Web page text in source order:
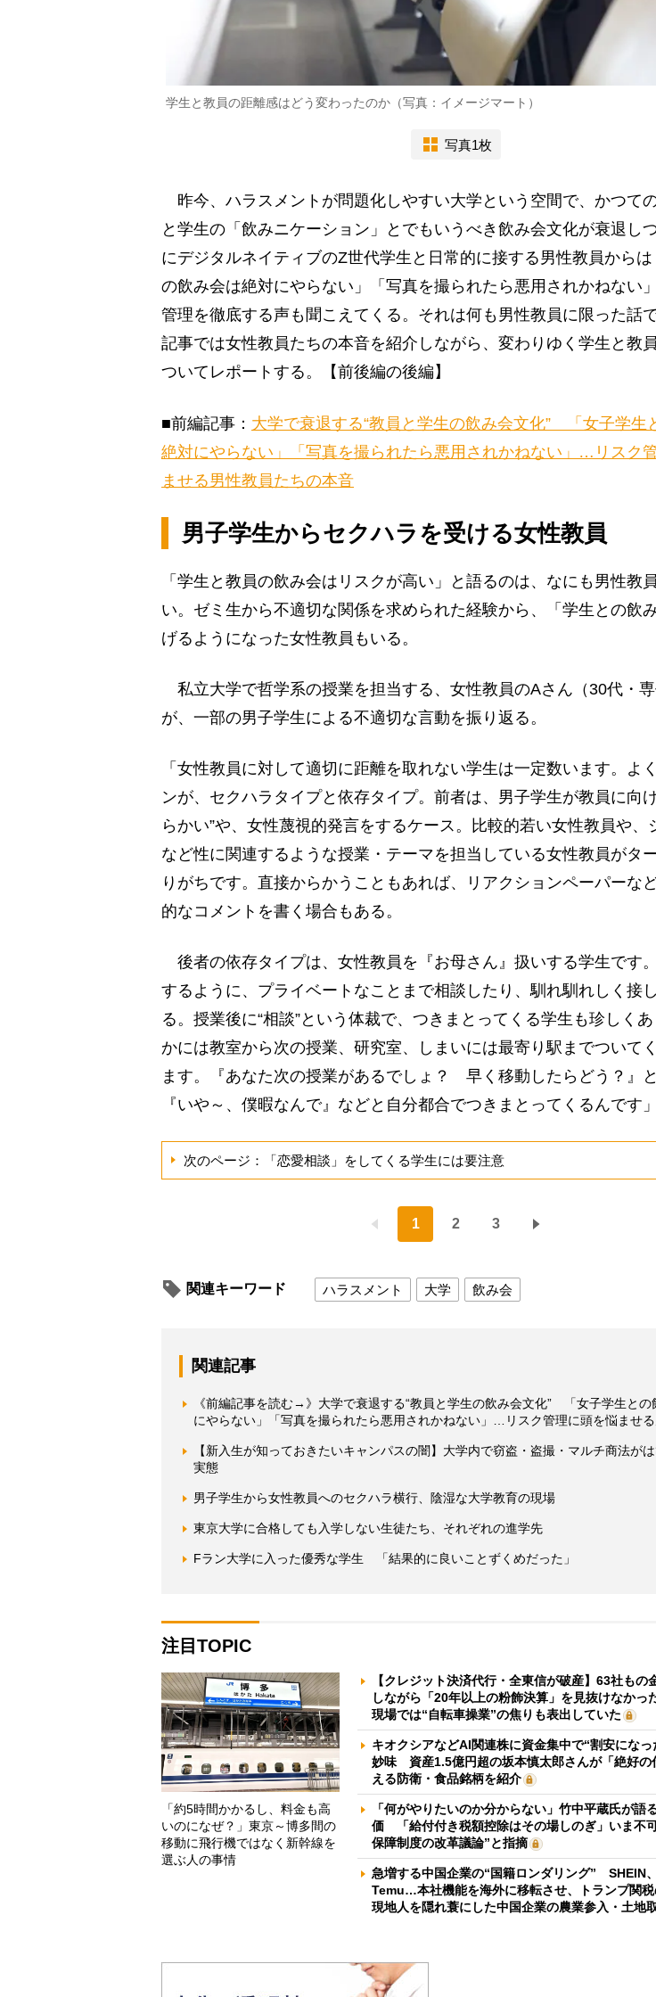
学生と教員の距離感はどう変わったのか（写真：イメージマート）
写真1枚
昨今、ハラスメントが問題化しやすい大学という空間で、かつて
と学生の「飲みニケーション」とでもいうべき飲み会文化が衰退し
にデジタルネイティブのZ世代学生と日常的に接する男性教員からは
の飲み会は絶対にやらない」「写真を撮られたら悪用されかねない
管理を徹底する声も聞こえてくる。それは何も男性教員に限った話
記事では女性教員たちの本音を紹介しながら、変わりゆく学生と教
ついてレポートする。【前後編の後編】
■前編記事： 大学で衰退する“教員と学生の飲み会文化” 「女子学生
絶対にやらない」「写真を撮られたら悪用されかねない」…リスク
ませる男性教員たちの本音
男子学生からセクハラを受ける女性教員
「学生と教員の飲み会はリスクが高い」と語るのは、なにも男性教
い。ゼミ生から不適切な関係を求められた経験から、「学生との飲
げるようになった女性教員もいる。
私立大学で哲学系の授業を担当する、女性教員のAさん（30代・専
が、一部の男子学生による不適切な言動を振り返る。
「女性教員に対して適切に距離を取れない学生は一定数います。よ
ンが、セクハラタイプと依存タイプ。前者は、男子学生が教員に向
らかい”や、女性蔑視的発言をするケース。比較的若い女性教員や、
など性に関連するような授業・テーマを担当している女性教員がタ
りがちです。直接からかうこともあれば、リアクションペーパーな
的なコメントを書く場合もある。
後者の依存タイプは、女性教員を『お母さん』扱いする学生です
するように、プライベートなことまで相談したり、馴れ馴れしく接
る。授業後に“相談”という体裁で、つきまとってくる学生も珍しく
かには教室から次の授業、研究室、しまいには最寄り駅までついて
ます。『あなた次の授業があるでしょ？ 早く移動したらどう？』と
『いや～、僕暇なんで』などと自分都合でつきまとってくるんです
次のページ：「恋愛相談」をしてくる学生には要注意
1 2 3
関連キーワード ハラスメント 大学 飲み会
関連記事
《前編記事を読む→》大学で衰退する“教員と学生の飲み会文化” 「女子学生との
にやらない」「写真を撮られたら悪用されかねない」…リスク管理に頭を悩ませ
【新入生が知っておきたいキャンパスの闇】大学内で窃盗・盗撮・マルチ商法が
実態
男子学生から女性教員へのセクハラ横行、陰湿な大学教育の現場
東京大学に合格しても入学しない生徒たち、それぞれの進学先
Fラン大学に入った優秀な学生 「結果的に良いことずくめだった」
注目TOPIC
「約5時間かかるし、料金も高
いのになぜ？」東京～博多間の
移動に飛行機ではなく新幹線を
選ぶ人の事情
【クレジット決済代行・全東信が破産】63社もの
しながら「20年以上の粉飾決算」を見抜けなか
現場では“自転車操業”の焦りも表出していた
キオクシアなどAI関連株に資金集中で“割安にな
妙味 資産1.5億円超の坂本慎太郎さんが「絶好の
える防衛・食品銘柄を紹介
「何がやりたいのか分からない」竹中平蔵氏が語
価 「給付付き税額控除はその場しのぎ」いま不
保障制度の改革議論”と指摘
急増する中国企業の“国籍ロンダリング” SHEIN
Temu…本社機能を海外に移転させ、トランプ関
現地人を隠れ蓑にした中国企業の農業参入・土地